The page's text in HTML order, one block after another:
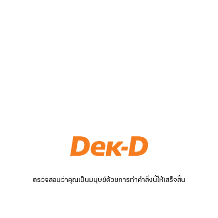
ตรวจสอบว่าคุณเป็นมนุษย์ด้วยการทำคำสั่งนี้ให้เสร็จสิ้น